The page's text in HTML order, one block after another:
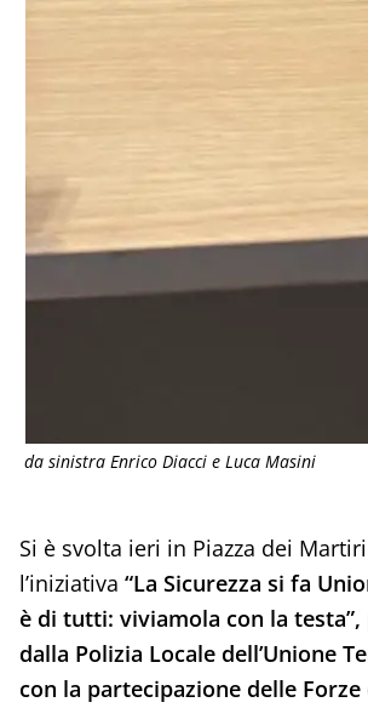
da sinistra Enrico Diacci e Luca Masini
Si è svolta ieri in Piazza dei
l’iniziativa “La Sicurezza si fa
è di tutti: viviamola con la testa”,
dalla Polizia Locale dell’Unione
con la partecipazione delle Forze